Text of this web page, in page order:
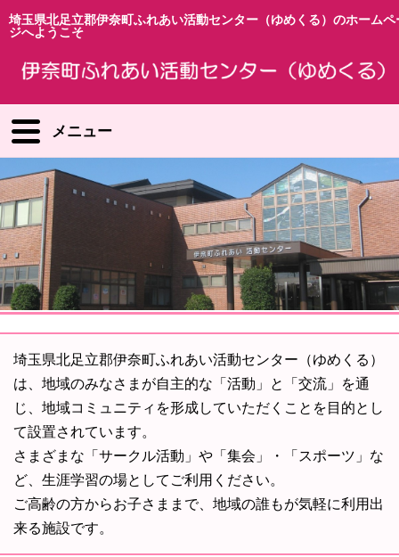
埼玉県北足立郡伊奈町ふれあい活動センター（ゆめくる）のホームペ
ジへようこそ
メニュー
埼玉県北足立郡伊奈町ふれあい活動センター（ゆめくる）
は、地域のみなさまが自主的な「活動」と「交流」を通
じ、地域コミュニティを形成していただくことを目的とし
て設置されています。
さまざまな「サークル活動」や「集会」・「スポーツ」な
ど、生涯学習の場としてご利用ください。
ご高齢の方からお子さままで、地域の誰もが気軽に利用出
来る施設です。